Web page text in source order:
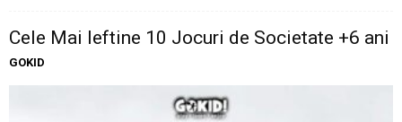
Cele Mai Ieftine 10 Jocuri de Societate +6 ani
GOKID